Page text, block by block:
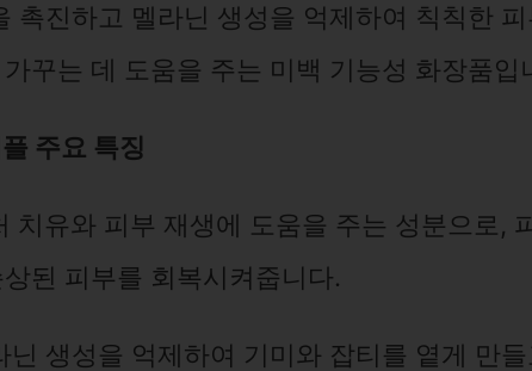
촉진하고 멜라닌 생성을 억제하여 칙칙한
꾸는 데 도움을 주는 미백 기능성 화장품입
주요 특징
치유와 피부 재생에 도움을 주는 성분으로,
된 피부를 회복시켜줍니다.
닌 생성을 억제하여 기미와 잡티를 옅게 만